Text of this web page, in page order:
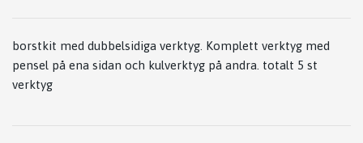
borstkit med dubbelsidiga verktyg. Komplett verktyg med
pensel på ena sidan och kulverktyg på andra. totalt 5 st
verktyg